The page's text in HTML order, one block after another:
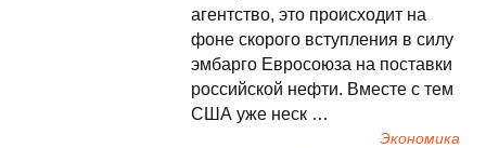
агентство, это происходит на
фоне скорого вступления в силу
эмбарго Евросоюза на поставки
российской нефти. Вместе с тем
США уже неск …
Экономика